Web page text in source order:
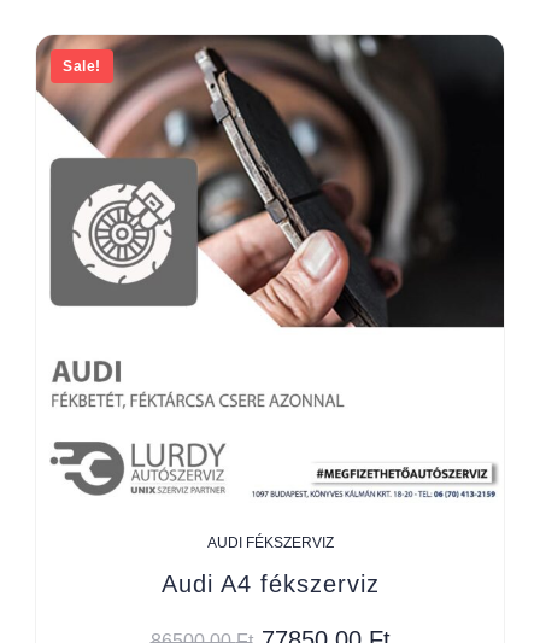
Sale!
AUDI FÉKSZERVIZ
Audi A4 fékszerviz